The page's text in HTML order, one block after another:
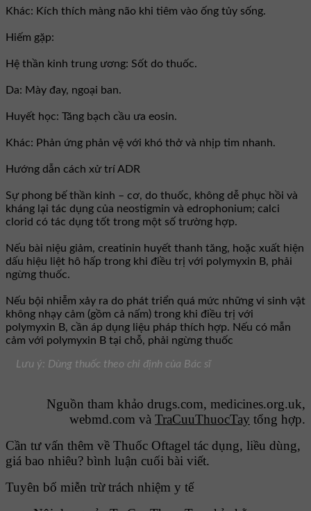
Khác: Kích thích màng não khi tiêm vào ống tủy sống.
Hiếm gặp:
Hệ thần kinh trung ương: Sốt do thuốc.
Da: Mày đay, ngoại ban.
Huyết học: Tăng bạch cầu ưa eosin.
Khác: Phản ứng phản vệ với khó thở và nhịp tim nhanh.
Hướng dẫn cách xử trí ADR
Sự phong bế thần kinh – cơ, do thuốc, không dễ phục hồi và
kháng lại tác dụng của neostigmin và edrophonium; calci
clorid có tác dụng tốt trong một số trường hợp.
Nếu bài niệu giảm, creatinin huyết thanh tăng, hoặc xuất hiện
dấu hiệu liệt hô hấp trong khi điều trị với polymyxin B, phải
ngừng thuốc.
Nếu bội nhiễm xảy ra do phát triển quá mức những vi sinh vật
không nhạy cảm (gồm cả nấm) trong khi điều trị với
polymyxin B, cần áp dụng liệu pháp thích hợp. Nếu có mẫn
cảm với polymyxin B tại chỗ, phải ngừng thuốc
Lưu ý: Dùng thuốc theo chỉ định của Bác sĩ
Nguồn tham khảo drugs.com, medicines.org.uk,
webmd.com và TraCuuThuocTay tổng hợp.
Cần tư vấn thêm về Thuốc Oftagel tác dụng, liều dùng,
giá bao nhiêu? bình luận cuối bài viết.
Tuyên bố miễn trừ trách nhiệm y tế